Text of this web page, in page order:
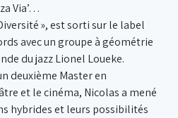
Via’…
», est sorti sur le label
avec un groupe à géométrie
du jazz Lionel Loueke.
deuxième Master en
et le cinéma, Nicolas a mené
hybrides et leurs possibilités